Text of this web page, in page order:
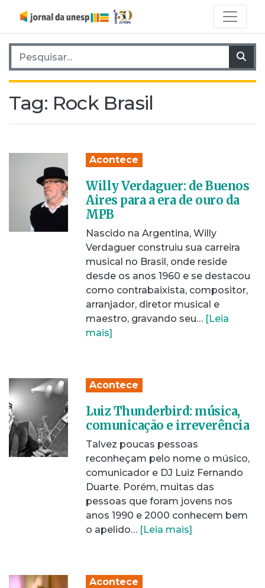
Pesquisar por:
Tag: Rock Brasil
Acontece
Willy Verdaguer: de Buenos
Aires para a era de ouro da
MPB
Nascido na Argentina, Willy
Verdaguer construiu sua carreira
musical no Brasil, onde reside
desde os anos 1960 e se destacou
como contrabaixista, compositor,
arranjador, diretor musical e
maestro, gravando seu… [Leia
mais]
Acontece
Luiz Thunderbird: música,
comunicação e irreverência
Talvez poucas pessoas
reconheçam pelo nome o músico,
comunicador e DJ Luiz Fernando
Duarte. Porém, muitas das
pessoas que foram jovens nos
anos 1990 e 2000 conhecem bem
o apelido… [Leia mais]
Acontece